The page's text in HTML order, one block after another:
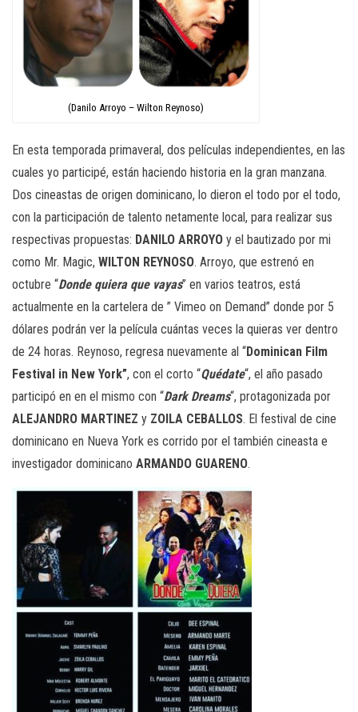
(Danilo Arroyo – Wilton Reynoso)
En esta temporada primaveral, dos películas independientes, en las
cuales yo participé, están haciendo historia en la gran manzana.
Dos cineastas de origen dominicano, lo dieron el todo por el todo,
con la participación de talento netamente local, para realizar sus
respectivas propuestas: DANILO ARROYO y el bautizado por mi
como Mr. Magic, WILTON REYNOSO. Arroyo, que estrenó en
octubre “Donde quiera que vayas” en varios teatros, está
actualmente en la cartelera de ” Vimeo on Demand” donde por 5
dólares podrán ver la película cuántas veces la quieras ver dentro
de 24 horas. Reynoso, regresa nuevamente al “Dominican Film
Festival in New York”, con el corto “Quédate“, el año pasado
participó en en el mismo con “Dark Dreams“, protagonizada por
ALEJANDRO MARTINEZ y ZOILA CEBALLOS. El festival de cine
dominicano en Nueva York es corrido por el también cineasta e
investigador dominicano ARMANDO GUARENO.